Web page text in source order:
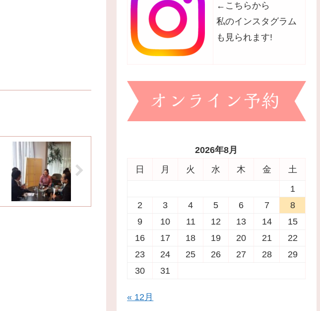
←こちらから
私のインスタグラム
も見られます!
2026年8月
日
月 火 水 木 金
土
1
2
3 4 5 6 7
8
9
10 11 12 13 14
15
16
17 18 19 20 21
22
23
24 25 26 27 28
29
30
31
« 12月